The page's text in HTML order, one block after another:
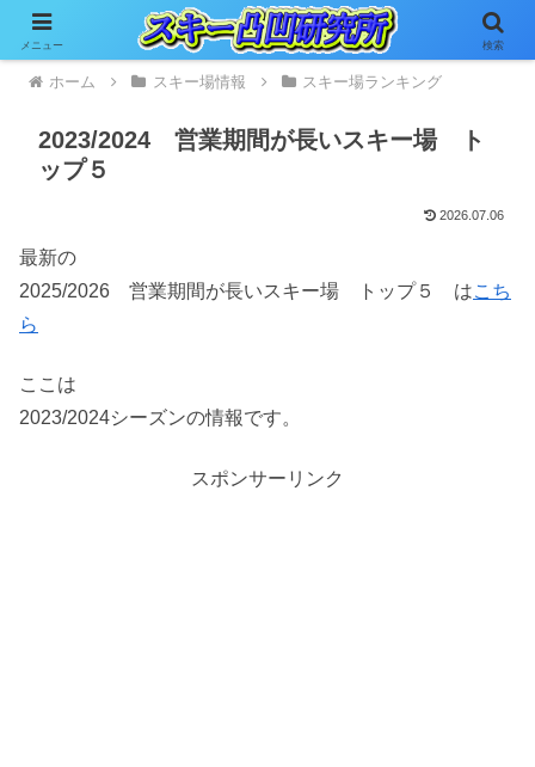
ホーム スキー場情報 スキー場ランキング
2023/2024 営業期間が長いスキー場 ト
ップ５
2026.07.06
最新の
2025/2026 営業期間が長いスキー場 トップ５ はこち
ら
ここは
2023/2024シーズンの情報です。
スポンサーリンク
メニュー 検索